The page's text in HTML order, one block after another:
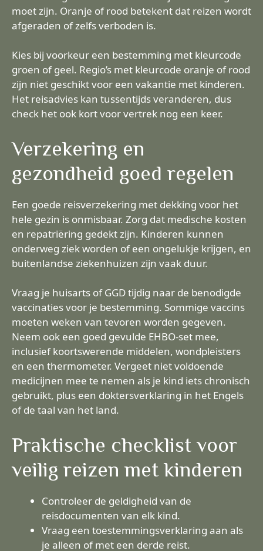
moet zijn. Oranje of rood betekent dat reizen wordt
afgeraden of zelfs verboden is.
Kies bij voorkeur een bestemming met kleurcode
groen of geel. Regio’s met kleurcode oranje of rood
zijn niet geschikt voor een vakantie met kinderen.
Het reisadvies kan tussentijds veranderen, dus
check het ook kort voor vertrek nog een keer.
Verzekering en
gezondheid goed regelen
Een goede reisverzekering met dekking voor het
hele gezin is onmisbaar. Zorg dat medische kosten
en repatriëring gedekt zijn. Kinderen kunnen
onderweg ziek worden of een ongelukje krijgen, en
buitenlandse ziekenhuizen zijn vaak duur.
Vraag je huisarts of GGD tijdig naar de benodigde
vaccinaties voor je bestemming. Sommige vaccins
moeten weken van tevoren worden gegeven.
Neem ook een goed gevulde EHBO-set mee,
inclusief koortswerende middelen, wondpleisters
en een thermometer. Vergeet niet voldoende
medicijnen mee te nemen als je kind iets chronisch
gebruikt, plus een doktersverklaring in het Engels
of de taal van het land.
Praktische checklist voor
veilig reizen met kinderen
Controleer de geldigheid van de
reisdocumenten van elk kind.
Vraag een toestemmingsverklaring aan als
je alleen of met een derde reist.